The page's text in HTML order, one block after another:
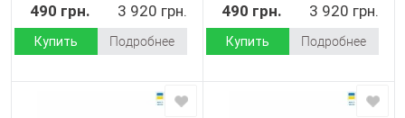
490 грн. 3 920 грн.
Купить Подробнее
490 грн. 3 920 грн.
Купить Подробнее